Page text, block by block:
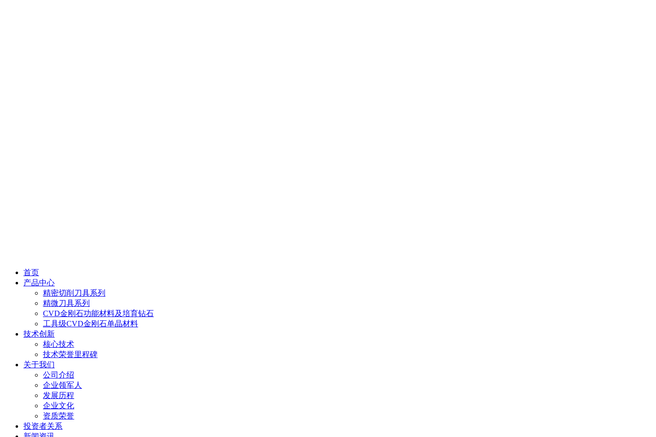
首页
产品中心
精密切削刀具系列
精微刀具系列
CVD金刚石功能材料及培育钻石
工具级CVD金刚石单晶材料
技术创新
核心技术
技术荣誉里程碑
关于我们
公司介绍
企业领军人
发展历程
企业文化
资质荣誉
投资者关系